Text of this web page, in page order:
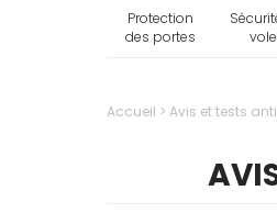
Protection
des portes
Accueil Avis et tests